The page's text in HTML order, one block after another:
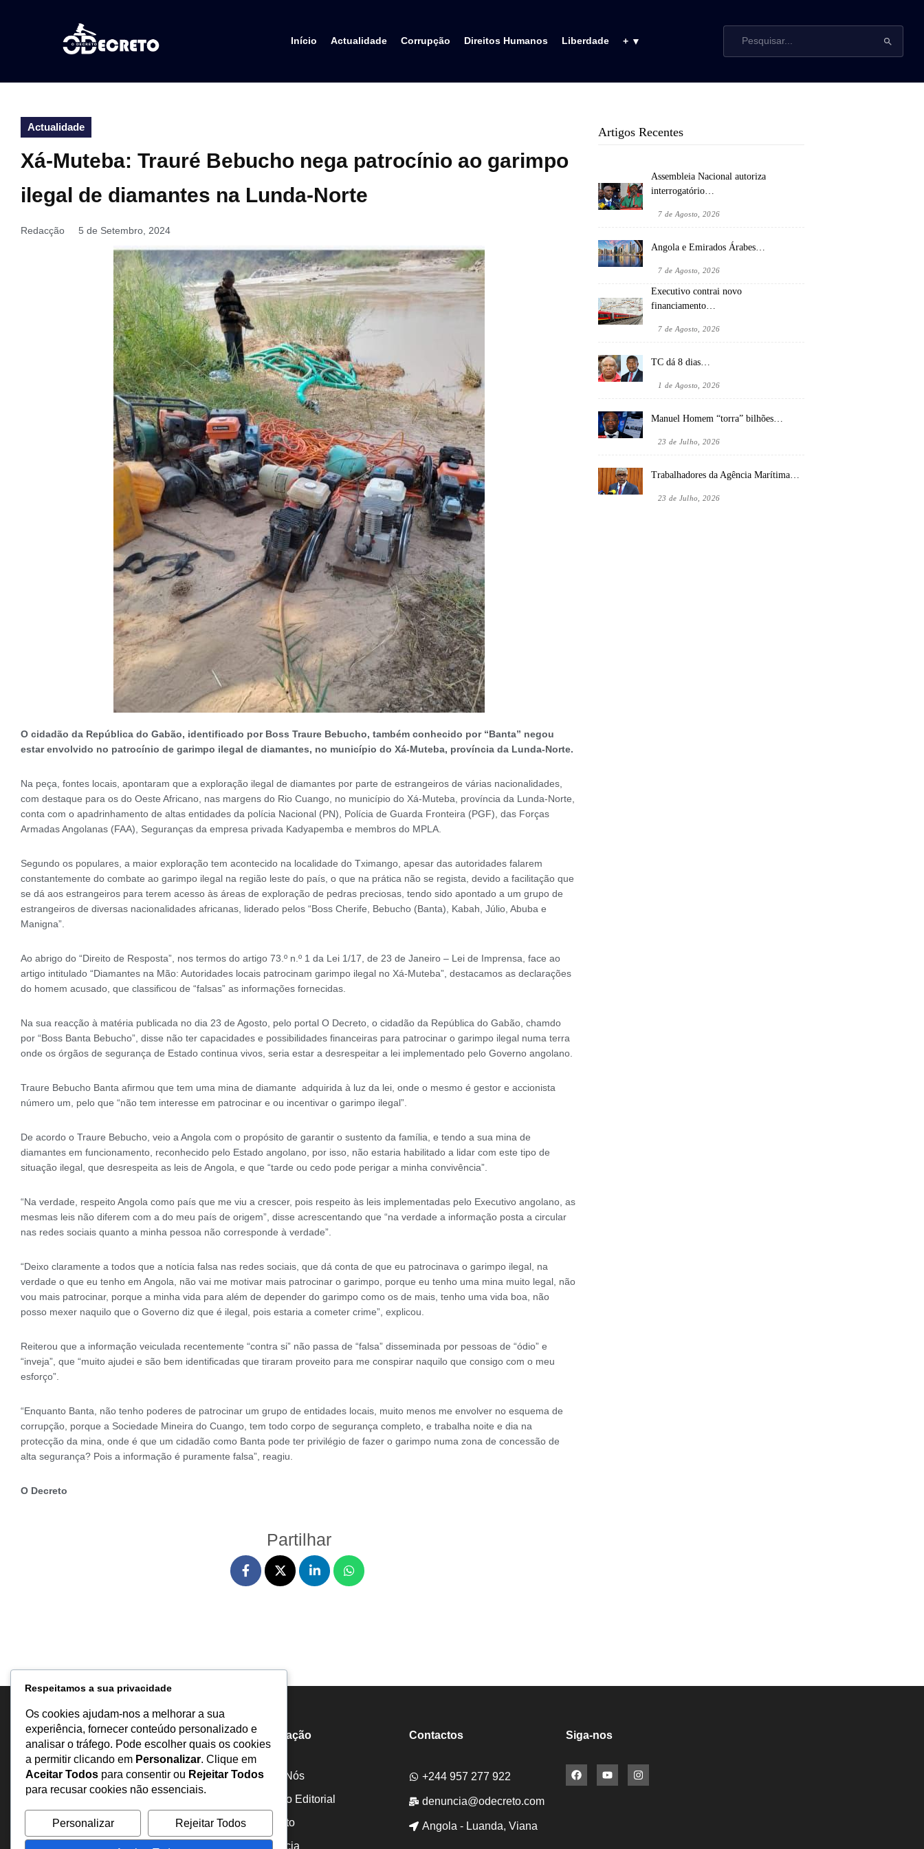
Início Actualidade Corrupção Direitos Humanos Liberdade + ▼
Actualidade
Xá-Muteba: Trauré Bebucho nega patrocínio ao garimpo
ilegal de diamantes na Lunda-Norte
Redacção 5 de Setembro, 2024
O cidadão da República do Gabão, identificado por Boss Traure Bebucho, também conhecido por “Banta” negou
estar envolvido no patrocínio de garimpo ilegal de diamantes, no município do Xá-Muteba, província da Lunda-Norte.
Na peça, fontes locais, apontaram que a exploração ilegal de diamantes por parte de estrangeiros de várias nacionalidades,
com destaque para os do Oeste Africano, nas margens do Rio Cuango, no município do Xá-Muteba, província da Lunda-Norte,
conta com o apadrinhamento de altas entidades da polícia Nacional (PN), Polícia de Guarda Fronteira (PGF), das Forças
Armadas Angolanas (FAA), Seguranças da empresa privada Kadyapemba e membros do MPLA.
Segundo os populares, a maior exploração tem acontecido na localidade do Tximango, apesar das autoridades falarem
constantemente do combate ao garimpo ilegal na região leste do país, o que na prática não se regista, devido a facilitação que
se dá aos estrangeiros para terem acesso às áreas de exploração de pedras preciosas, tendo sido apontado a um grupo de
estrangeiros de diversas nacionalidades africanas, liderado pelos “Boss Cherife, Bebucho (Banta), Kabah, Júlio, Abuba e
Manigna”.
Ao abrigo do “Direito de Resposta”, nos termos do artigo 73.º n.º 1 da Lei 1/17, de 23 de Janeiro – Lei de Imprensa, face ao
artigo intitulado “Diamantes na Mão: Autoridades locais patrocinam garimpo ilegal no Xá-Muteba”, destacamos as declarações
do homem acusado, que classificou de “falsas” as informações fornecidas.
Na sua reacção à matéria publicada no dia 23 de Agosto, pelo portal O Decreto, o cidadão da República do Gabão, chamdo
por “Boss Banta Bebucho”, disse não ter capacidades e possibilidades financeiras para patrocinar o garimpo ilegal numa terra
onde os órgãos de segurança de Estado continua vivos, seria estar a desrespeitar a lei implementado pelo Governo angolano.
Traure Bebucho Banta afirmou que tem uma mina de diamante adquirida à luz da lei, onde o mesmo é gestor e accionista
número um, pelo que “não tem interesse em patrocinar e ou incentivar o garimpo ilegal”.
De acordo o Traure Bebucho, veio a Angola com o propósito de garantir o sustento da família, e tendo a sua mina de
diamantes em funcionamento, reconhecido pelo Estado angolano, por isso, não estaria habilitado a lidar com este tipo de
situação ilegal, que desrespeita as leis de Angola, e que “tarde ou cedo pode perigar a minha convivência”.
“Na verdade, respeito Angola como país que me viu a crescer, pois respeito às leis implementadas pelo Executivo angolano, as
mesmas leis não diferem com a do meu país de origem”, disse acrescentando que “na verdade a informação posta a circular
nas redes sociais quanto a minha pessoa não corresponde à verdade”.
“Deixo claramente a todos que a notícia falsa nas redes sociais, que dá conta de que eu patrocinava o garimpo ilegal, na
verdade o que eu tenho em Angola, não vai me motivar mais patrocinar o garimpo, porque eu tenho uma mina muito legal, não
vou mais patrocinar, porque a minha vida para além de depender do garimpo como os de mais, tenho uma vida boa, não
posso mexer naquilo que o Governo diz que é ilegal, pois estaria a cometer crime”, explicou.
Reiterou que a informação veiculada recentemente “contra si” não passa de “falsa” disseminada por pessoas de “ódio” e
“inveja”, que “muito ajudei e são bem identificadas que tiraram proveito para me conspirar naquilo que consigo com o meu
esforço”.
“Enquanto Banta, não tenho poderes de patrocinar um grupo de entidades locais, muito menos me envolver no esquema de
corrupção, porque a Sociedade Mineira do Cuango, tem todo corpo de segurança completo, e trabalha noite e dia na
protecção da mina, onde é que um cidadão como Banta pode ter privilégio de fazer o garimpo numa zona de concessão de
alta segurança? Pois a informação é puramente falsa”, reagiu.
O Decreto
Partilhar
Artigos Recentes
Assembleia Nacional autoriza
interrogatório…
7 de Agosto, 2026
Angola e Emirados Árabes…
7 de Agosto, 2026
Executivo contrai novo
financiamento…
7 de Agosto, 2026
TC dá 8 dias…
1 de Agosto, 2026
Manuel Homem “torra” bilhões…
23 de Julho, 2026
Trabalhadores da Agência Marítima…
23 de Julho, 2026
Portal de notícias comprometido com a
abordagem responsável e ética dos temas
Informação
Sobre Nós
Estatuto Editorial
Inquérito
Denuncia
Contactos
+244 957 277 922
denuncia@odecreto.com
Angola - Luanda, Viana
Siga-nos
Respeitamos a sua privacidade
Os cookies ajudam-nos a melhorar a sua
experiência, fornecer conteúdo personalizado e
analisar o tráfego. Pode escolher quais os cookies
a permitir clicando em Personalizar. Clique em
Aceitar Todos para consentir ou Rejeitar Todos
para recusar cookies não essenciais.
Personalizar Rejeitar Todos